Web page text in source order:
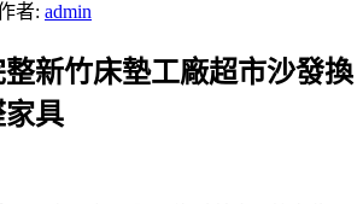
者: admin
新竹床墊工廠超市沙發換
具